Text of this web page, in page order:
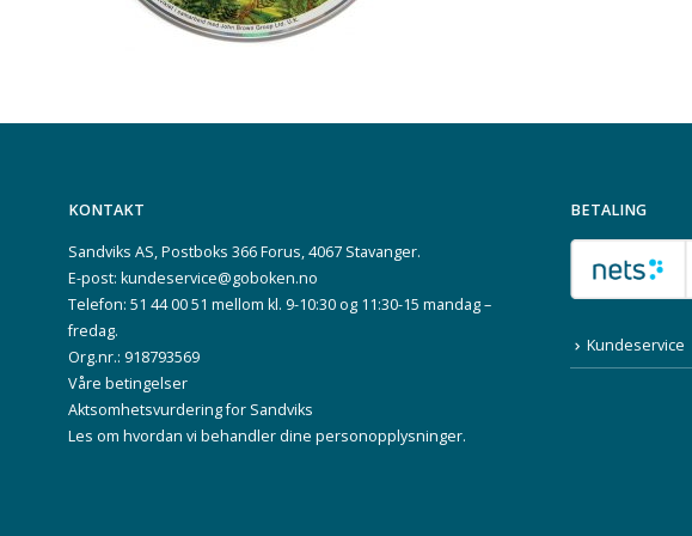
KONTAKT
Sandviks AS, Postboks 366 Forus, 4067 Stavanger.
E-post: kundeservice@goboken.no
Telefon: 51 44 00 51 mellom kl. 9-10:30 og 11:30-15 mandag –
fredag.
Org.nr.: 918793569
Våre betingelser
Aktsomhetsvurdering for Sandviks
Les om hvordan vi behandler dine personopplysninger.
BETALING
Kundeservice